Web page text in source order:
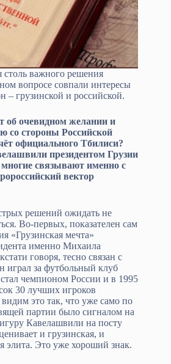
столь важного решения
вопросе совпали интересы
– грузинской и российской.
об очевидном желании и
со стороны Российской
официального Тбилиси?
президентом Грузии
связывают именно с
вектор
решений ожидать не
Во-первых, показателен сам
«Грузинская мечта»
именно Михаила
говоря, тесно связан с
играл за футбольный клуб
чемпионом России и в 1995
30 лучших игроков
это так, что уже само по
партии было сигналом на
Кавелашвили на посту
и грузинская, и
элита. Это уже хороший знак.